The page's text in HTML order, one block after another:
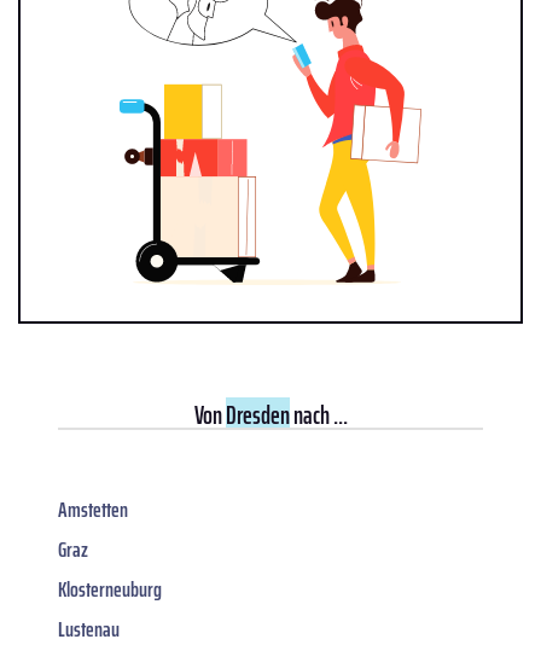
VonDresdennach ...
Amstetten
Graz
Klosterneuburg
Lustenau